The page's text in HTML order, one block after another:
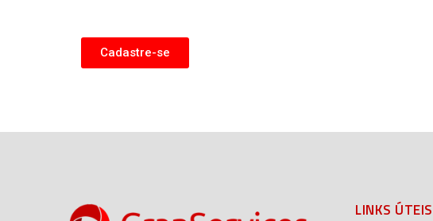
Cadastre-se
LINKS ÚTEIS